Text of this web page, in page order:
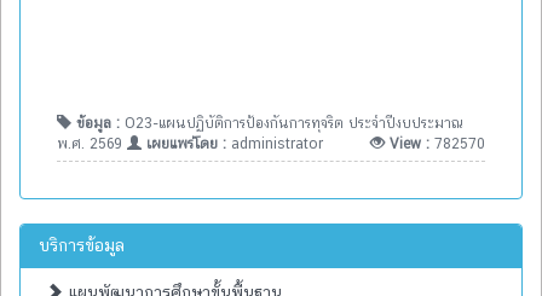
ข้อมูล : O23-แผนปฏิบัติการป้องกันการทุจริต ประจำปีงบประมาณ
พ.ศ. 2569
เผยแพร่โดย : administrator View : 782570
บริการข้อมูล
แผนพัฒนาการศึกษาขั้นพื้นฐาน